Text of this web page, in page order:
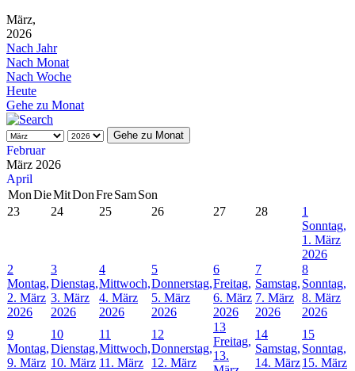
März,
2026
Nach Jahr
Nach Monat
Nach Woche
Heute
Gehe zu Monat
Gehe zu Monat
Februar
März 2026
April
MonDieMitDonFreSamSon
23
24 25 26 27 28
1
Sonntag,
1. März
2026
2
Montag,
2. März
2026
3
Dienstag,
3. März
2026
4
Mittwoch,
4. März
2026
5
Donnerstag,
5. März
2026
6
Freitag,
6. März
2026
7
Samstag,
7. März
2026
8
Sonntag,
8. März
2026
9
Montag,
9. März
10
Dienstag,
10. März
11
Mittwoch,
11. März
12
Donnerstag,
12. März
13
Freitag,
13.
14
Samstag,
14. März
15
Sonntag,
15. März